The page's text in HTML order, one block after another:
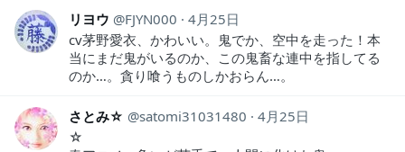
リヨウ FJYN000
4月25日
cv茅野愛衣、かわいい。鬼でか、空中を走った！本
当にまだ鬼がいるのか、この鬼畜な連中を指してる
のか…。貪り喰うものしかおらん…。
さとみ☆ satomi31031480
4月25日
☆